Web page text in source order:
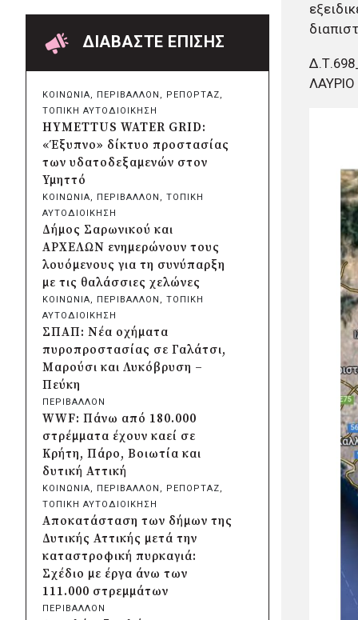
ΛΑΥΡΙΟ
το εκκλησάκι της
Μεταμόρφωσης του Σωτήρος
πριν από μία μέρα
Περιφέρεια Αττικής: Έξι
ψηφιακή μετάβαση των
επιχειρήσεων
πριν από μία μέρα
Δήμος Σαρωνικού και
ΑΡΧΕΛΩΝ ενημερώνουν τους
λουόμενους για τη συνύπαρξη
με τις θαλάσσιες χελώνες
πριν από μία μέρα
Δήμος Κυθήρων: Απαγόρευση
πρόσβασης στην παραλία
Λυκοδήμου για λόγους
ασφαλείας
πριν από μία μέρα
Προφυλακίστηκε ο δήμαρχος
Στυλίδας για τη φωτιά στη
Βοιωτία – Σε αναστολή το
αιολικό πάρκο
πριν από 2 μέρες
Δήμος Ηλιούπολης: Εργασίες
αναβάθμισης στα αθλητικά
κέντρα ενόψει της νέας χρονιάς
πριν από 2 μέρες
Περιφέρεια Κεντρικής
Μακεδονίας: Λύση για τη
μεταφορά 16.500 μαθητών
πριν από 2 μέρες
Περιφέρεια Στερεάς Ελλάδας:
Ενίσχυση του ΕΣΥ με 34 νέα
ασθενοφόρα από πόρους του
ΕΣΠΑ
ΔΙΑΒΑΣΤΕ ΕΠΙΣΗΣ
ΚΟΙΝΩΝΙΑ, ΠΕΡΙΒΑΛΛΟΝ , ΡΕΠΟΡΤΑΖ
ΤΟΠΙΚΗ ΑΥΤΟΔΙΟΙΚΗΣΗ
HYMETTUS WATER GRID:
«Έξυπνο» δίκτυο προστασίας
των υδατοδεξαμενών στον
Υμηττό
ΚΟΙΝΩΝΙΑ, ΠΕΡΙΒΑΛΛΟΝ , ΤΟΠΙΚΗ
ΑΥΤΟΔΙΟΙΚΗΣΗ
Δήμος Σαρωνικού και
ΑΡΧΕΛΩΝ ενημερώνουν τους
λουόμενους για τη συνύπαρξη
με τις θαλάσσιες χελώνες
ΚΟΙΝΩΝΙΑ, ΠΕΡΙΒΑΛΛΟΝ , ΤΟΠΙΚΗ
ΑΥΤΟΔΙΟΙΚΗΣΗ
ΣΠΑΠ: Νέα οχήματα
πυροπροστασίας σε Γαλάτσι,
Μαρούσι και Λυκόβρυση –
Πεύκη
ΠΕΡΙΒΑΛΛΟΝ
WWF: Πάνω από 180.000
στρέμματα έχουν καεί σε
Κρήτη, Πάρο, Βοιωτία και
δυτική Αττική
ΚΟΙΝΩΝΙΑ, ΠΕΡΙΒΑΛΛΟΝ , ΡΕΠΟΡΤΑΖ
ΤΟΠΙΚΗ ΑΥΤΟΔΙΟΙΚΗΣΗ
Αποκατάσταση των δήμων της
Δυτικής Αττικής μετά την
καταστροφική πυρκαγιά:
Σχέδιο με έργα άνω των
111.000 στρεμμάτων
ΠΕΡΙΒΑΛΛΟΝ